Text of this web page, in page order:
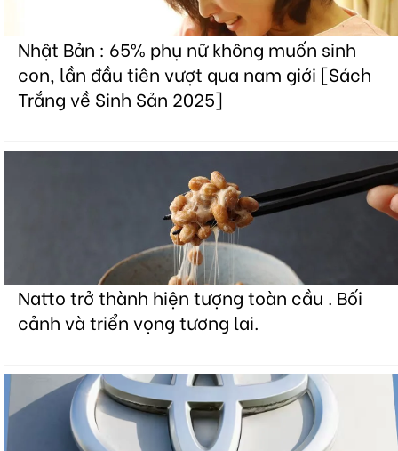
Nhật Bản : 65% phụ nữ không muốn sinh
con, lần đầu tiên vượt qua nam giới [Sách
Trắng về Sinh Sản 2025]
Natto trở thành hiện tượng toàn cầu . Bối
cảnh và triển vọng tương lai.